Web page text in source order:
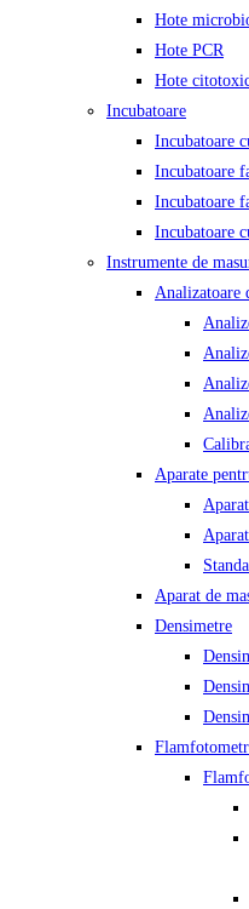
Hote
Hote PCR
Hote
Incubatoare
Incubatoare
Incubatoare
Incubatoare
Incubatoare
Instrumente de
Analizatoare
Aparate
Aparat de
Densimetre